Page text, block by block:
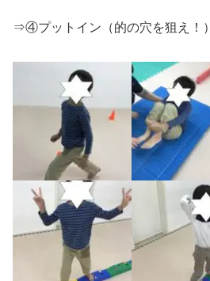
⇒④プットイン（的の穴を狙え！）